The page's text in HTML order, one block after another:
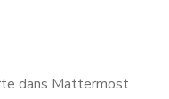
dans Mattermost